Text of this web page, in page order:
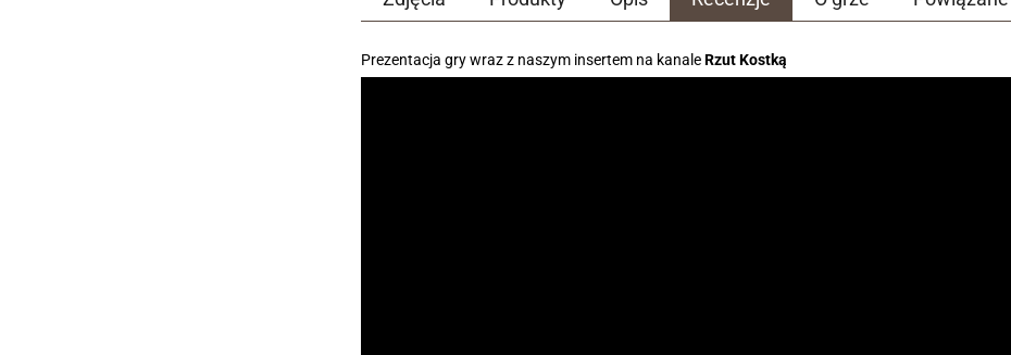
Prezentacja gry wraz z naszym insertem na kanaleRzut Kostką